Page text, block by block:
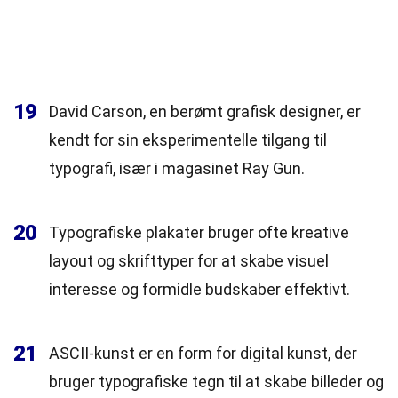
19
David Carson, en berømt grafisk designer, er
kendt for sin eksperimentelle tilgang til
typografi, især i magasinet Ray Gun.
20
Typografiske plakater bruger ofte kreative
layout og skrifttyper for at skabe visuel
interesse og formidle budskaber effektivt.
21
ASCII-kunst er en form for digital kunst, der
bruger typografiske tegn til at skabe billeder og